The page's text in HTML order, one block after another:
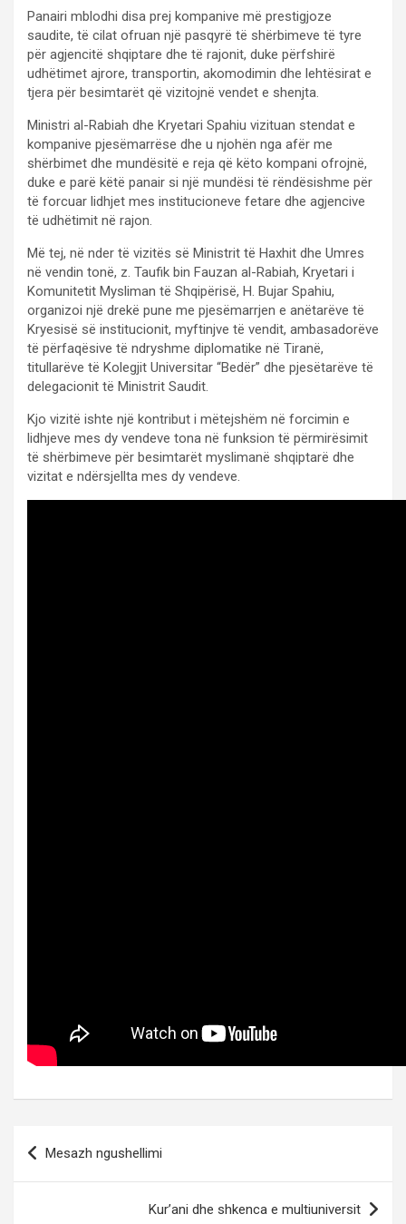
Panairi mblodhi disa prej kompanive më prestigjoze
saudite, të cilat ofruan një pasqyrë të shërbimeve të tyre
për agjencitë shqiptare dhe të rajonit, duke përfshirë
udhëtimet ajrore, transportin, akomodimin dhe lehtësirat e
tjera për besimtarët që vizitojnë vendet e shenjta.
Ministri al-Rabiah dhe Kryetari Spahiu vizituan stendat e
kompanive pjesëmarrëse dhe u njohën nga afër me
shërbimet dhe mundësitë e reja që këto kompani ofrojnë,
duke e parë këtë panair si një mundësi të rëndësishme për
të forcuar lidhjet mes institucioneve fetare dhe agjencive
të udhëtimit në rajon.
Më tej, në nder të vizitës së Ministrit të Haxhit dhe Umres
në vendin tonë, z. Taufik bin Fauzan al-Rabiah, Kryetari i
Komunitetit Mysliman të Shqipërisë, H. Bujar Spahiu,
organizoi një drekë pune me pjesëmarrjen e anëtarëve të
Kryesisë së institucionit, myftinjve të vendit, ambasadorëve
të përfaqësive të ndryshme diplomatike në Tiranë,
titullarëve të Kolegjit Universitar “Bedër” dhe pjesëtarëve të
delegacionit të Ministrit Saudit.
Kjo vizitë ishte një kontribut i mëtejshëm në forcimin e
lidhjeve mes dy vendeve tona në funksion të përmirësimit
të shërbimeve për besimtarët myslimanë shqiptarë dhe
vizitat e ndërsjellta mes dy vendeve.
Post
navigation
Mesazh ngushellimi
Kur’ani dhe shkenca e multiuniversit